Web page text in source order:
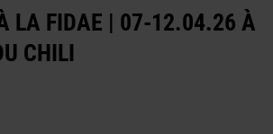
LA FIDAE | 07-12.04.26 À
CHILI